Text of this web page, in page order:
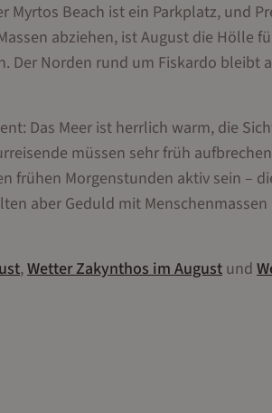
Beach ist ein Parkplatz, und
abziehen, ist August die Hölle
Der Norden rund um Fiskardo bleibt
Das Meer ist herrlich warm, die
müssen sehr früh
frühen Morgenstunden aktiv sein –
aber Geduld mit Menschenmassen
,WetterZakynthosimAugust und